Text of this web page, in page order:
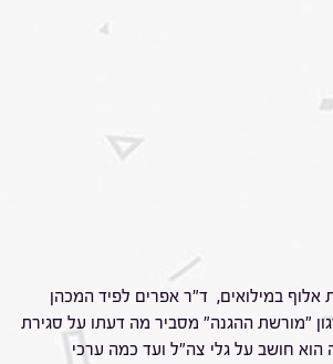
במילואים, ד"ר אפרים לפיד המכהן
"מורשת ההגנה" מסביר מה דעתו על סגירת
חושב על גלי צה"ל ועד כמה ערכי